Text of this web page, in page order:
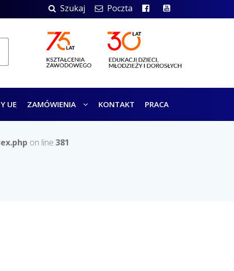
Szukaj Poczta
UE ZAMÓWIENIA KONTAKT PRACA
on line 381